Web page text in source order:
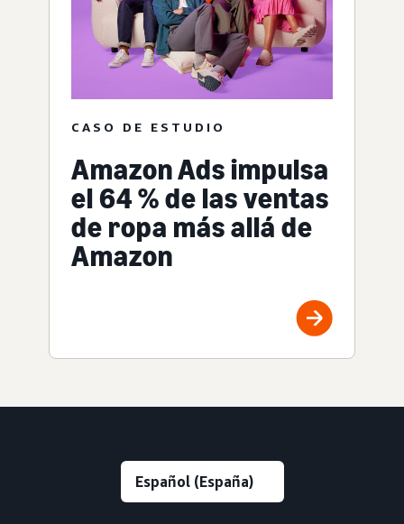
CASO DE ESTUDIO
Amazon Ads impulsa
el 64 % de las ventas
de ropa más allá de
Amazon